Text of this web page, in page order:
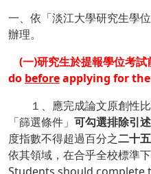
一、依「淡江大學研究生學
辦理。
(一)研究生於提報學位考
do beforeapplying for
１、應完成論文原創性
「篩選條件」 可勾選排除引
度指數不得超過百分之二十五
依其領域，在合乎全校標準